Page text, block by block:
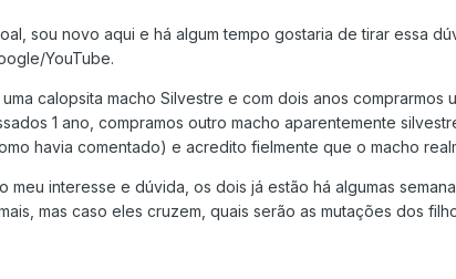
sou novo aqui e há algum tempo gostaria de tirar essa
YouTube.
uma calopsita macho Silvestre e com dois anos
1 ano, compramos outro macho aparentemente
havia comentado) e acredito fielmente que o macho
meu interesse e dúvida, os dois já estão há algumas
mas caso eles cruzem, quais serão as mutações dos